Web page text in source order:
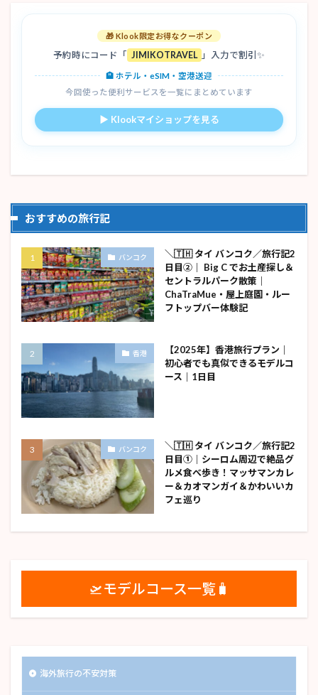
🎁 Klook限定お得なクーポン
予約時にコード「 JIMIKOTRAVEL 」入力で割引✨
🏨 ホテル・eSIM・空港送迎
今回使った便利サービスを一覧にまとめています
▶ Klookマイショップを見る
おすすめの旅行記
バンコク
＼🇹🇭 タイ バンコク／旅行記2
日目②｜ Big C でお土産探し＆
セントラルパーク散策｜
ChaTraMue・屋上庭園・ルー
フトップバー体験記
香港
【2025年】香港旅行プラン｜
初心者でも真似できるモデルコ
ース｜1日目
バンコク
＼🇹🇭 タイ バンコク／旅行記2
日目①｜シーロム周辺で絶品グ
ルメ食べ歩き！マッサマンカレ
ー＆カオマンガイ＆かわいいカ
フェ巡り
🛫モデルコース一覧🧳
海外旅行の不安対策